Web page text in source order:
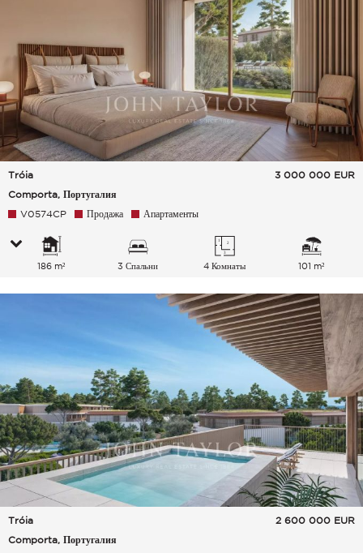
Tróia
Comporta, Португалия
3 000 000 EUR
V0574CP Продажа Апартаменты
186 m² 3 Спальни 4 Комнаты 101 m²
Tróia
Comporta, Португалия
2 600 000 EUR